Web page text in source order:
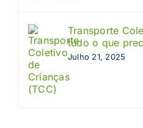
Transporte
tudo o que
Julho 21, 2025